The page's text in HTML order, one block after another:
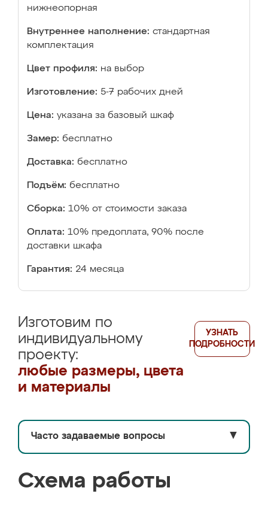
нижнеопорная
Внутреннее наполнение: стандартная
комплектация
Цвет профиля: на выбор
Изготовление: 5-7 рабочих дней
Цена: указана за базовый шкаф
Замер: бесплатно
Доставка: бесплатно
Подъём: бесплатно
Сборка: 10% от стоимости заказа
Оплата: 10% предоплата, 90% после
доставки шкафа
Гарантия: 24 месяца
Изготовим по
индивидуальному
проекту:
любые размеры, цвета
и материалы
УЗНАТЬ
ПОДРОБНОСТИ
Часто задаваемые вопросы ▼
Схема работы